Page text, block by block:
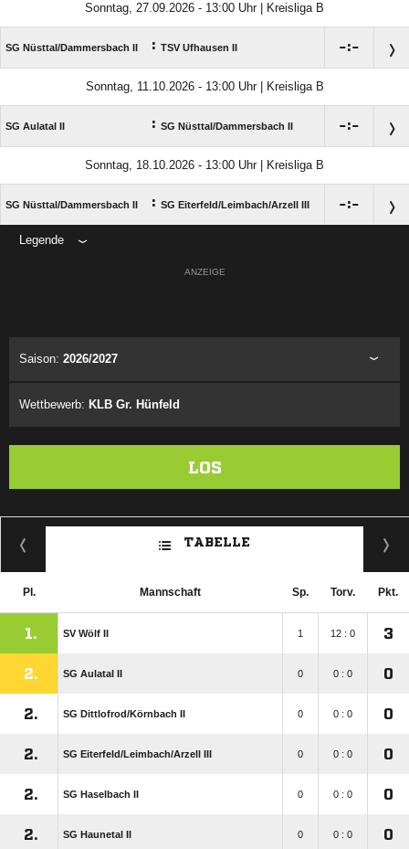
Sonntag, 27.09.2026 - 13:00 Uhr | Kreisliga B
SG Nüsttal/​Dammersbach II : TSV Ufhausen II :
Sonntag, 11.10.2026 - 13:00 Uhr | Kreisliga B
SG Aulatal II : SG Nüsttal/​Dammersbach II :
Sonntag, 18.10.2026 - 13:00 Uhr | Kreisliga B
SG Nüsttal/​Dammersbach II : SG Eiterfeld/​Leimbach/​Arzell III :
Legende
ANZEIGE
Saison: 2026/2027
Wettbewerb: KLB Gr. Hünfeld
LOS
TABELLE
Pl. Mannschaft Sp. Torv. Pkt.
1. SV Wölf II 1 12 : 0 3
2. SG Aulatal II 0 0 : 0 0
2. SG Dittlofrod/​Körnbach II 0 0 : 0 0
2. SG Eiterfeld/​Leimbach/​Arzell III 0 0 : 0 0
2. SG Haselbach II 0 0 : 0 0
2. SG Haunetal II 0 0 : 0 0